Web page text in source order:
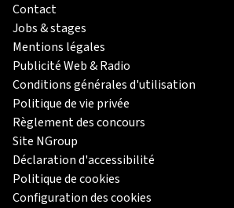
Contact
Jobs & stages
Mentions légales
Publicité Web & Radio
Conditions générales d'utilisation
Politique de vie privée
Règlement des concours
Site NGroup
Déclaration d'accessibilité
Politique de cookies
Configuration des cookies